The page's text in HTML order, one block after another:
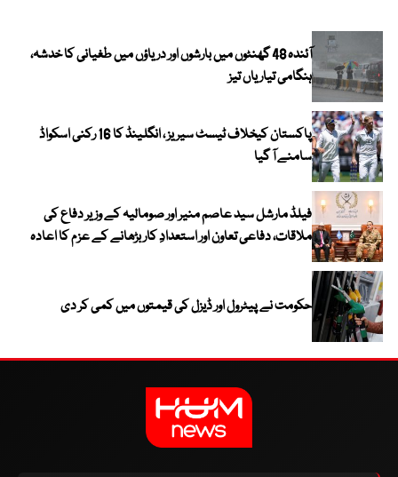
آئندہ 48 گھنٹوں میں بارشوں اور دریاؤں میں طغیانی کا خدشہ،
ہنگامی تیاریاں تیز
پاکستان کیخلاف ٹیسٹ سیریز ، انگلینڈ کا 16 رکنی اسکواڈ
سامنے آ گیا
فیلڈ مارشل سید عاصم منیر اور صومالیہ کے وزیر دفاع کی
ملاقات، دفاعی تعاون اور استعدادِ کار بڑھانے کے عزم کا اعادہ
حکومت نے پیٹرول اور ڈیزل کی قیمتوں میں کمی کر دی